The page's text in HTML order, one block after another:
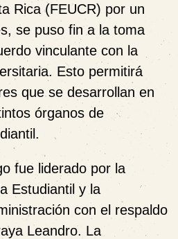
Rica (FEUCR) por un
se puso fin a la toma
vinculante con la
Esto permitirá
que se desarrollan en
órganos de
fue liderado por la
Estudiantil y la
con el respaldo
Leandro. La